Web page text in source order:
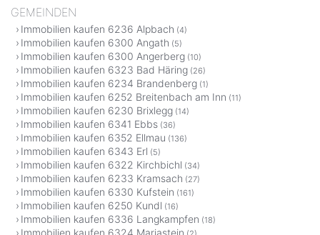
GEMEINDEN
Immobilien kaufen 6236 Alpbach (4)
Immobilien kaufen 6300 Angath (5)
Immobilien kaufen 6300 Angerberg (10)
Immobilien kaufen 6323 Bad Häring (26)
Immobilien kaufen 6234 Brandenberg (1)
Immobilien kaufen 6252 Breitenbach am Inn (11)
Immobilien kaufen 6230 Brixlegg (14)
Immobilien kaufen 6341 Ebbs (36)
Immobilien kaufen 6352 Ellmau (136)
Immobilien kaufen 6343 Erl (5)
Immobilien kaufen 6322 Kirchbichl (34)
Immobilien kaufen 6233 Kramsach (27)
Immobilien kaufen 6330 Kufstein (161)
Immobilien kaufen 6250 Kundl (16)
Immobilien kaufen 6336 Langkampfen (18)
Immobilien kaufen 6324 Mariastein